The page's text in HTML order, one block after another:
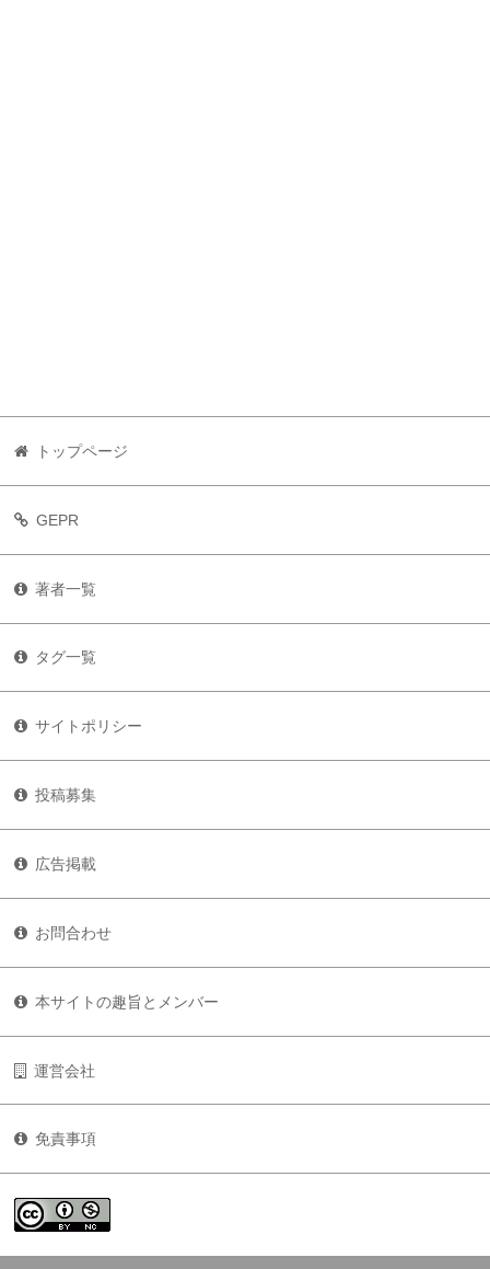
トップページ
GEPR
著者一覧
タグ一覧
サイトポリシー
投稿募集
広告掲載
お問合わせ
本サイトの趣旨とメンバー
運営会社
免責事項